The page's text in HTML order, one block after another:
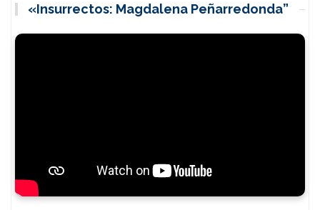
«Insurrectos: Magdalena Peñarredonda”